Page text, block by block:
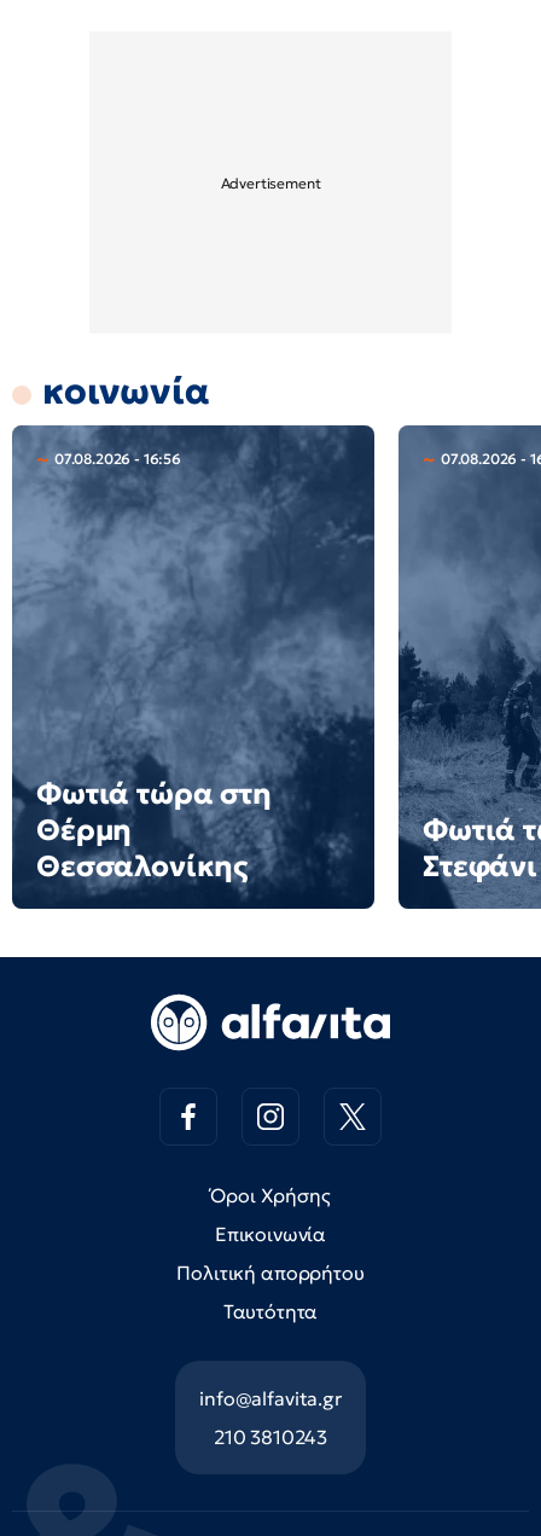
κοινωνία
07.08.2026 - 16:56
Φωτιά τώρα στη
Θέρμη
Θεσσαλονίκης
07.08.2026 -
Φωτιά
Όροι Χρήσης
Επικοινωνία
Πολιτική απορρήτου
Ταυτότητα
info@alfavita.gr
210 3810243